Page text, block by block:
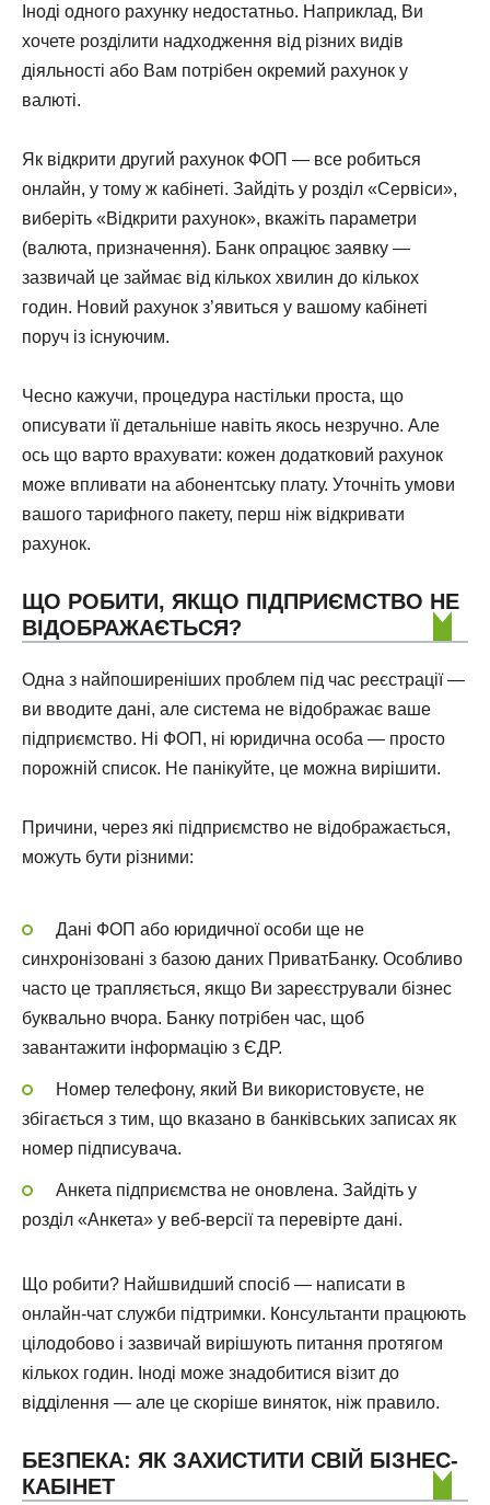
Іноді одного рахунку недостатньо. Наприклад, Ви
хочете розділити надходження від різних видів
діяльності або Вам потрібен окремий рахунок у
валюті.
Як відкрити другий рахунок ФОП — все робиться
онлайн, у тому ж кабінеті. Зайдіть у розділ «Сервіси»,
виберіть «Відкрити рахунок», вкажіть параметри
(валюта, призначення). Банк опрацює заявку —
зазвичай це займає від кількох хвилин до кількох
годин. Новий рахунок з’явиться у вашому кабінеті
поруч із існуючим.
Чесно кажучи, процедура настільки проста, що
описувати її детальніше навіть якось незручно. Але
ось що варто врахувати: кожен додатковий рахунок
може впливати на абонентську плату. Уточніть умови
вашого тарифного пакету, перш ніж відкривати
рахунок.
ЩО РОБИТИ, ЯКЩО ПІДПРИЄМСТВО НЕ
ВІДОБРАЖАЄТЬСЯ?
Одна з найпоширеніших проблем під час реєстрації —
ви вводите дані, але система не відображає ваше
підприємство. Ні ФОП, ні юридична особа — просто
порожній список. Не панікуйте, це можна вирішити.
Причини, через які підприємство не відображається,
можуть бути різними:
Дані ФОП або юридичної особи ще не
синхронізовані з базою даних ПриватБанку. Особливо
часто це трапляється, якщо Ви зареєстрували бізнес
буквально вчора. Банку потрібен час, щоб
завантажити інформацію з ЄДР.
Номер телефону, який Ви використовуєте, не
збігається з тим, що вказано в банківських записах як
номер підписувача.
Анкета підприємства не оновлена. Зайдіть у
розділ «Анкета» у веб-версії та перевірте дані.
Що робити? Найшвидший спосіб — написати в
онлайн-чат служби підтримки. Консультанти працюють
цілодобово і зазвичай вирішують питання протягом
кількох годин. Іноді може знадобитися візит до
відділення — але це скоріше виняток, ніж правило.
БЕЗПЕКА: ЯК ЗАХИСТИТИ СВІЙ БІЗНЕС-
КАБІНЕТ